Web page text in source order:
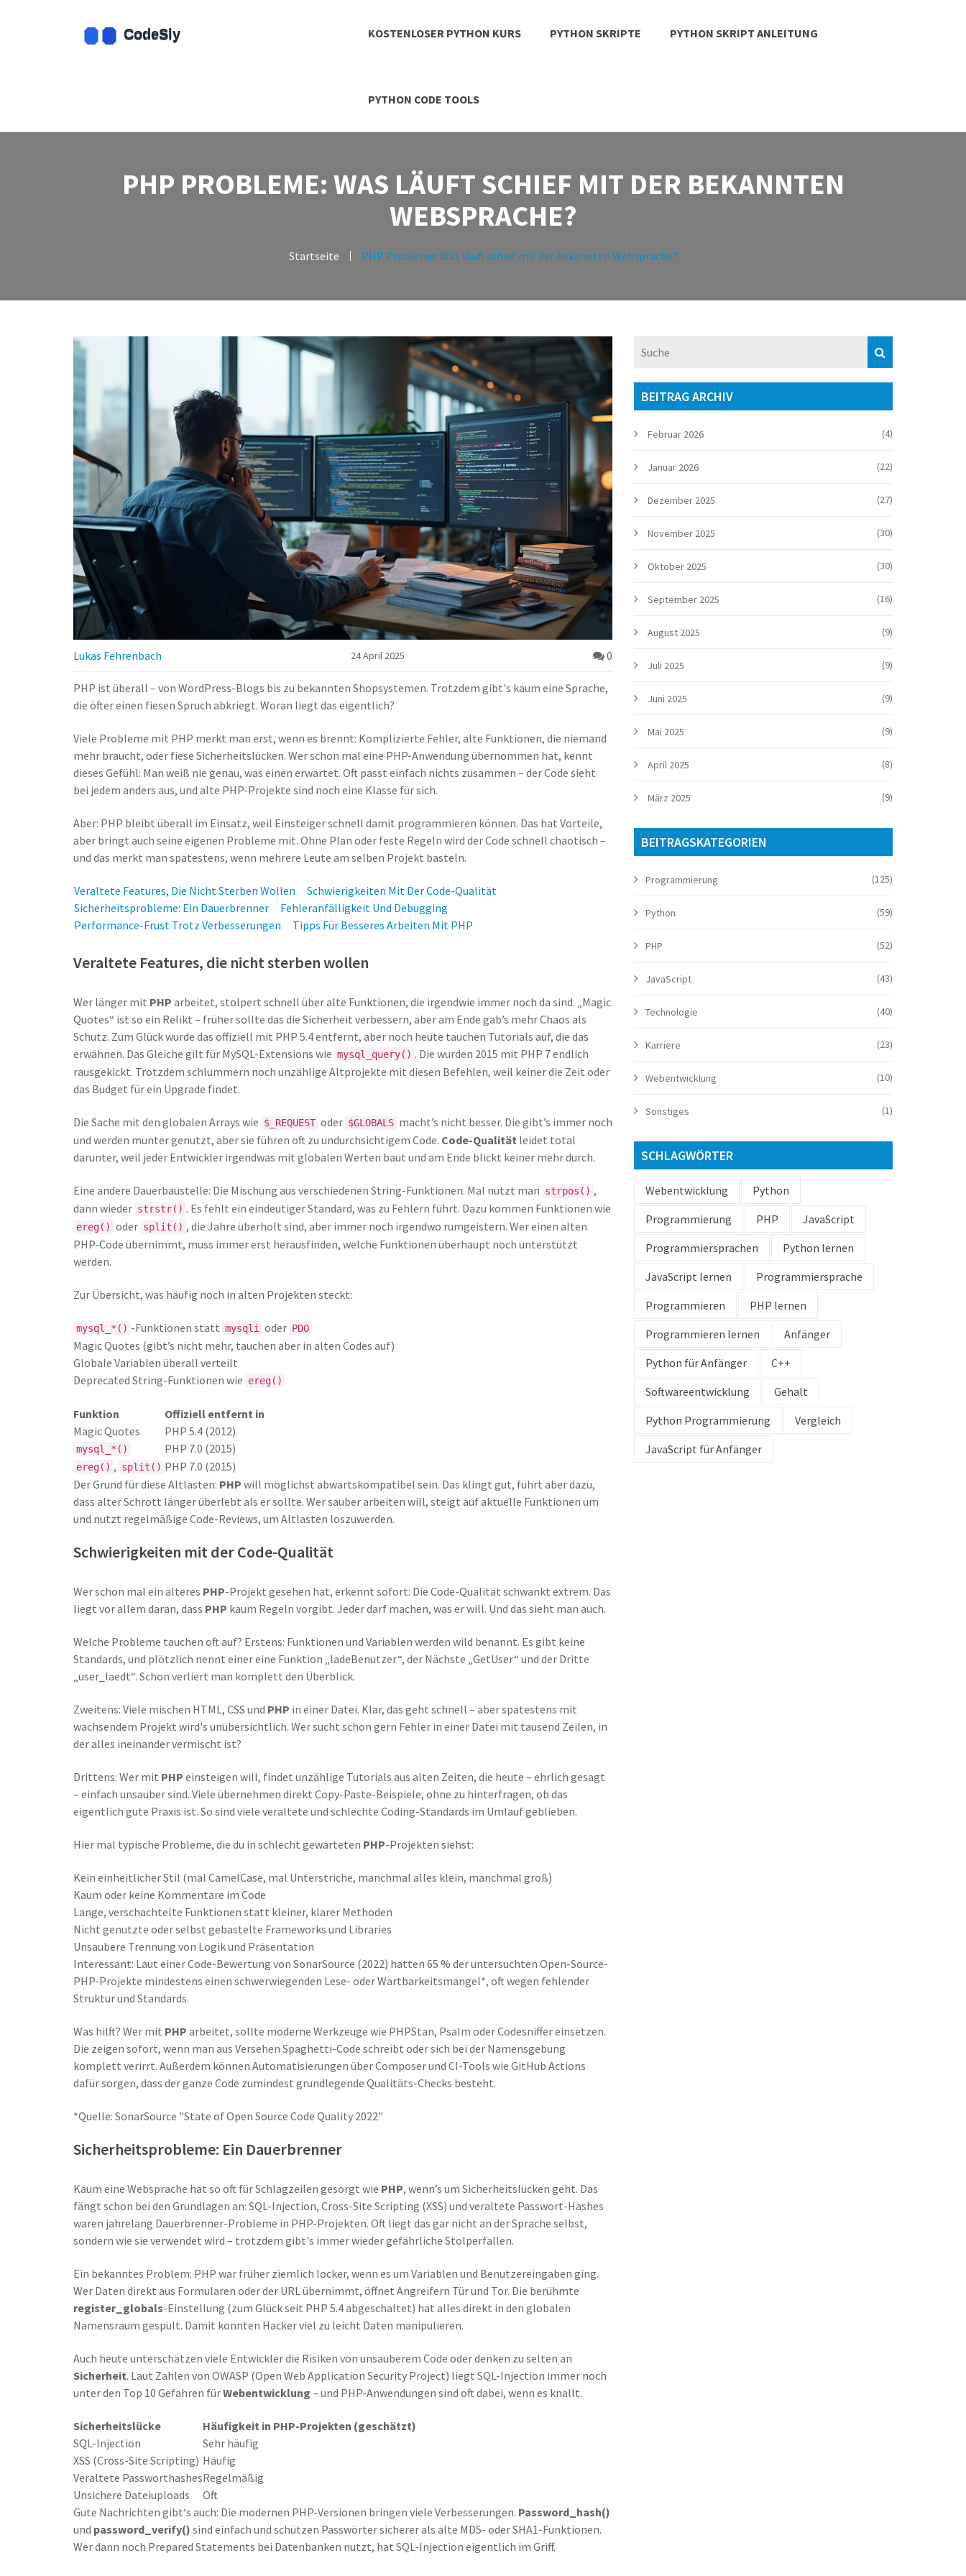
KOSTENLOSER PYTHON KURS PYTHON SKRIPTE PYTHON SKRIPT ANLEITUNG
PYTHON CODE TOOLS
PHP PROBLEME: WAS LÄUFT SCHIEF MIT DER BEKANNTEN
WEBSPRACHE?
Startseite PHP Probleme: Was läuft schief mit der bekannten Websprache?
Lukas Fehrenbach 24 April 2025 0
PHP ist überall – von WordPress-Blogs bis zu bekannten Shopsystemen. Trotzdem gibt's kaum eine Sprache,
die öfter einen fiesen Spruch abkriegt. Woran liegt das eigentlich?
Viele Probleme mit PHP merkt man erst, wenn es brennt: Komplizierte Fehler, alte Funktionen, die niemand
mehr braucht, oder fiese Sicherheitslücken. Wer schon mal eine PHP-Anwendung übernommen hat, kennt
dieses Gefühl: Man weiß nie genau, was einen erwartet. Oft passt einfach nichts zusammen – der Code sieht
bei jedem anders aus, und alte PHP-Projekte sind noch eine Klasse für sich.
Aber: PHP bleibt überall im Einsatz, weil Einsteiger schnell damit programmieren können. Das hat Vorteile,
aber bringt auch seine eigenen Probleme mit. Ohne Plan oder feste Regeln wird der Code schnell chaotisch –
und das merkt man spätestens, wenn mehrere Leute am selben Projekt basteln.
Veraltete Features, Die Nicht Sterben Wollen
Schwierigkeiten Mit Der Code-Qualität
Sicherheitsprobleme: Ein Dauerbrenner
Fehleranfälligkeit Und Debugging
Performance-Frust Trotz Verbesserungen
Tipps Für Besseres Arbeiten Mit PHP
Veraltete Features, die nicht sterben wollen
Wer länger mit PHP arbeitet, stolpert schnell über alte Funktionen, die irgendwie immer noch da sind. „Magic
Quotes“ ist so ein Relikt – früher sollte das die Sicherheit verbessern, aber am Ende gab’s mehr Chaos als
Schutz. Zum Glück wurde das offiziell mit PHP 5.4 entfernt, aber noch heute tauchen Tutorials auf, die das
erwähnen. Das Gleiche gilt für MySQL-Extensions wie mysql_query() . Die wurden 2015 mit PHP 7 endlich
rausgekickt. Trotzdem schlummern noch unzählige Altprojekte mit diesen Befehlen, weil keiner die Zeit oder
das Budget für ein Upgrade findet.
Die Sache mit den globalen Arrays wie $_REQUEST oder $GLOBALS macht’s nicht besser. Die gibt’s immer noch
und werden munter genutzt, aber sie führen oft zu undurchsichtigem Code. Code-Qualität leidet total
darunter, weil jeder Entwickler irgendwas mit globalen Werten baut und am Ende blickt keiner mehr durch.
Eine andere Dauerbaustelle: Die Mischung aus verschiedenen String-Funktionen. Mal nutzt man strpos() ,
dann wieder strstr() . Es fehlt ein eindeutiger Standard, was zu Fehlern führt. Dazu kommen Funktionen wie
ereg() oder split() , die Jahre überholt sind, aber immer noch irgendwo rumgeistern. Wer einen alten
PHP-Code übernimmt, muss immer erst herausfinden, welche Funktionen überhaupt noch unterstützt
werden.
Zur Übersicht, was häufig noch in alten Projekten steckt:
mysql_*() -Funktionen statt mysqli oder PDO
Magic Quotes (gibt’s nicht mehr, tauchen aber in alten Codes auf)
Globale Variablen überall verteilt
Deprecated String-Funktionen wie ereg()
Funktion
Offiziell entfernt in
Magic Quotes
PHP 5.4 (2012)
mysql_*() PHP 7.0 (2015)
ereg() , split() PHP 7.0 (2015)
Der Grund für diese Altlasten: PHP will möglichst abwärtskompatibel sein. Das klingt gut, führt aber dazu,
dass alter Schrott länger überlebt als er sollte. Wer sauber arbeiten will, steigt auf aktuelle Funktionen um
und nutzt regelmäßige Code-Reviews, um Altlasten loszuwerden.
Schwierigkeiten mit der Code-Qualität
Wer schon mal ein älteres PHP-Projekt gesehen hat, erkennt sofort: Die Code-Qualität schwankt extrem. Das
liegt vor allem daran, dass PHP kaum Regeln vorgibt. Jeder darf machen, was er will. Und das sieht man auch.
Welche Probleme tauchen oft auf? Erstens: Funktionen und Variablen werden wild benannt. Es gibt keine
Standards, und plötzlich nennt einer eine Funktion „ladeBenutzer“, der Nächste „GetUser“ und der Dritte
„user_laedt“. Schon verliert man komplett den Überblick.
Zweitens: Viele mischen HTML, CSS und PHP in einer Datei. Klar, das geht schnell – aber spätestens mit
wachsendem Projekt wird's unübersichtlich. Wer sucht schon gern Fehler in einer Datei mit tausend Zeilen, in
der alles ineinander vermischt ist?
Drittens: Wer mit PHP einsteigen will, findet unzählige Tutorials aus alten Zeiten, die heute – ehrlich gesagt
– einfach unsauber sind. Viele übernehmen direkt Copy-Paste-Beispiele, ohne zu hinterfragen, ob das
eigentlich gute Praxis ist. So sind viele veraltete und schlechte Coding-Standards im Umlauf geblieben.
Hier mal typische Probleme, die du in schlecht gewarteten PHP-Projekten siehst:
Kein einheitlicher Stil (mal CamelCase, mal Unterstriche, manchmal alles klein, manchmal groß)
Kaum oder keine Kommentare im Code
Lange, verschachtelte Funktionen statt kleiner, klarer Methoden
Nicht genutzte oder selbst gebastelte Frameworks und Libraries
Unsaubere Trennung von Logik und Präsentation
Interessant: Laut einer Code-Bewertung von SonarSource (2022) hatten 65 % der untersuchten Open-Source-
PHP-Projekte mindestens einen schwerwiegenden Lese- oder Wartbarkeitsmangel*, oft wegen fehlender
Struktur und Standards.
Was hilft? Wer mit PHP arbeitet, sollte moderne Werkzeuge wie PHPStan, Psalm oder Codesniffer einsetzen.
Die zeigen sofort, wenn man aus Versehen Spaghetti-Code schreibt oder sich bei der Namensgebung
komplett verirrt. Außerdem können Automatisierungen über Composer und CI-Tools wie GitHub Actions
dafür sorgen, dass der ganze Code zumindest grundlegende Qualitäts-Checks besteht.
*Quelle: SonarSource "State of Open Source Code Quality 2022"
Sicherheitsprobleme: Ein Dauerbrenner
Kaum eine Websprache hat so oft für Schlagzeilen gesorgt wie PHP, wenn’s um Sicherheitslücken geht. Das
fängt schon bei den Grundlagen an: SQL-Injection, Cross-Site Scripting (XSS) und veraltete Passwort-Hashes
waren jahrelang Dauerbrenner-Probleme in PHP-Projekten. Oft liegt das gar nicht an der Sprache selbst,
sondern wie sie verwendet wird – trotzdem gibt's immer wieder gefährliche Stolperfallen.
Ein bekanntes Problem: PHP war früher ziemlich locker, wenn es um Variablen und Benutzereingaben ging.
Wer Daten direkt aus Formularen oder der URL übernimmt, öffnet Angreifern Tür und Tor. Die berühmte
register_globals-Einstellung (zum Glück seit PHP 5.4 abgeschaltet) hat alles direkt in den globalen
Namensraum gespült. Damit konnten Hacker viel zu leicht Daten manipulieren.
Auch heute unterschätzen viele Entwickler die Risiken von unsauberem Code oder denken zu selten an
Sicherheit. Laut Zahlen von OWASP (Open Web Application Security Project) liegt SQL-Injection immer noch
unter den Top 10 Gefahren fürWebentwicklung – und PHP-Anwendungen sind oft dabei, wenn es knallt.
Sicherheitslücke
Häufigkeit in PHP-Projekten (geschätzt)
SQL-Injection
Sehr häufig
XSS (Cross-Site Scripting) Häufig
Veraltete PassworthashesRegelmäßig
Unsichere Dateiuploads
Oft
Gute Nachrichten gibt‘s auch: Die modernen PHP-Versionen bringen viele Verbesserungen. Password_hash()
und password_verify() sind einfach und schützen Passwörter sicherer als alte MD5- oder SHA1-Funktionen.
Wer dann noch Prepared Statements bei Datenbanken nutzt, hat SQL-Injection eigentlich im Griff.
BEITRAG ARCHIV
Februar 2026 (4)
Januar 2026 (22)
Dezember 2025 (27)
November 2025 (30)
Oktober 2025 (30)
September 2025 (16)
August 2025 (9)
Juli 2025 (9)
Juni 2025 (9)
Mai 2025 (9)
April 2025 (8)
März 2025 (9)
BEITRAGSKATEGORIEN
Programmierung (125)
Python (59)
PHP (52)
JavaScript (43)
Technologie (40)
Karriere (23)
Webentwicklung (10)
Sonstiges (1)
SCHLAGWÖRTER
Webentwicklung
Python
Programmierung
PHP
JavaScript
Programmiersprachen
Python lernen
JavaScript lernen
Programmiersprache
Programmieren
PHP lernen
Programmieren lernen
Anfänger
Python für Anfänger
C++
Softwareentwicklung
Gehalt
Python Programmierung
Vergleich
JavaScript für Anfänger